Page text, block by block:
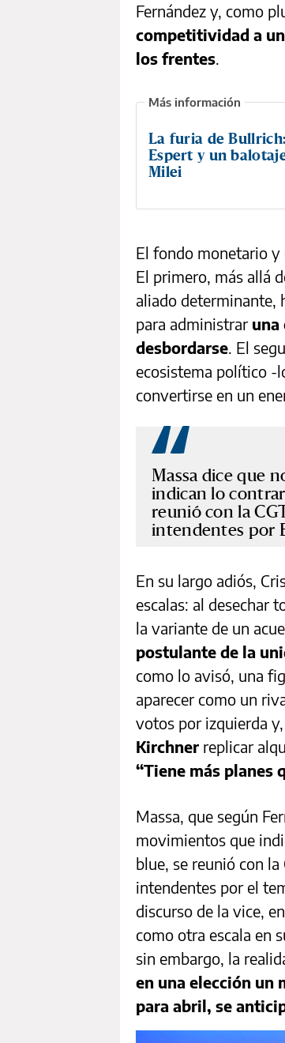
Fernández y, como
competitividad a
los frentes.
La furia de
Espert y un
Milei
El fondo monetario y
El primero, más allá
aliado determinante,
para administrar una
desbordarse. El
ecosistema político -
convertirse en un
Massa dice que
indican lo
reunió con la
intendentes por
En su largo adiós,
escalas: al desechar
la variante de un
postulante de la
como lo avisó, una
aparecer como un
votos por izquierda
Kirchner replicar
“Tiene más planes
Massa, que según
movimientos que
blue, se reunió con
intendentes por el
discurso de la vice,
como otra escala en
sin embargo, la
en una elección un
para abril, se